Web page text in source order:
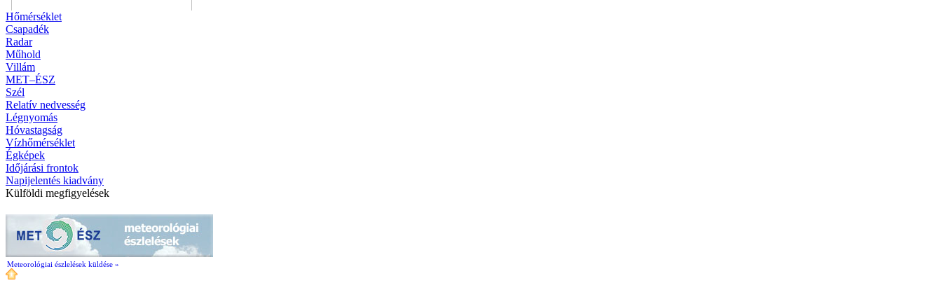
Hőmérséklet
Csapadék
Radar
Műhold
Villám
MET–ÉSZ
Szél
Relatív nedvesség
Légnyomás
Hóvastagság
Vízhőmérséklet
Égképek
Időjárási frontok
Napijelentés kiadvány
Külföldi megfigyelések
Meteorológiai észlelések küldése »